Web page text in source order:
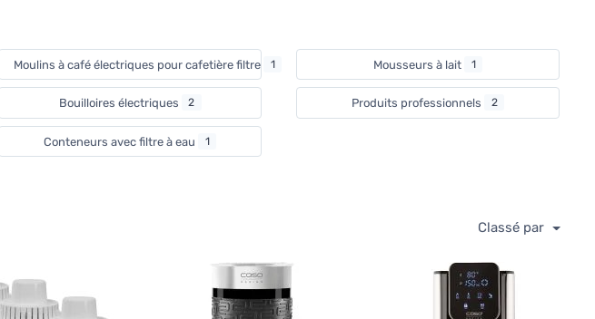
Moulins à café électriques pour cafetière filtre 1 Mousseurs à lait 1
Bouilloires électriques 2 Produits professionnels 2
Conteneurs avec filtre à eau 1
Classé par